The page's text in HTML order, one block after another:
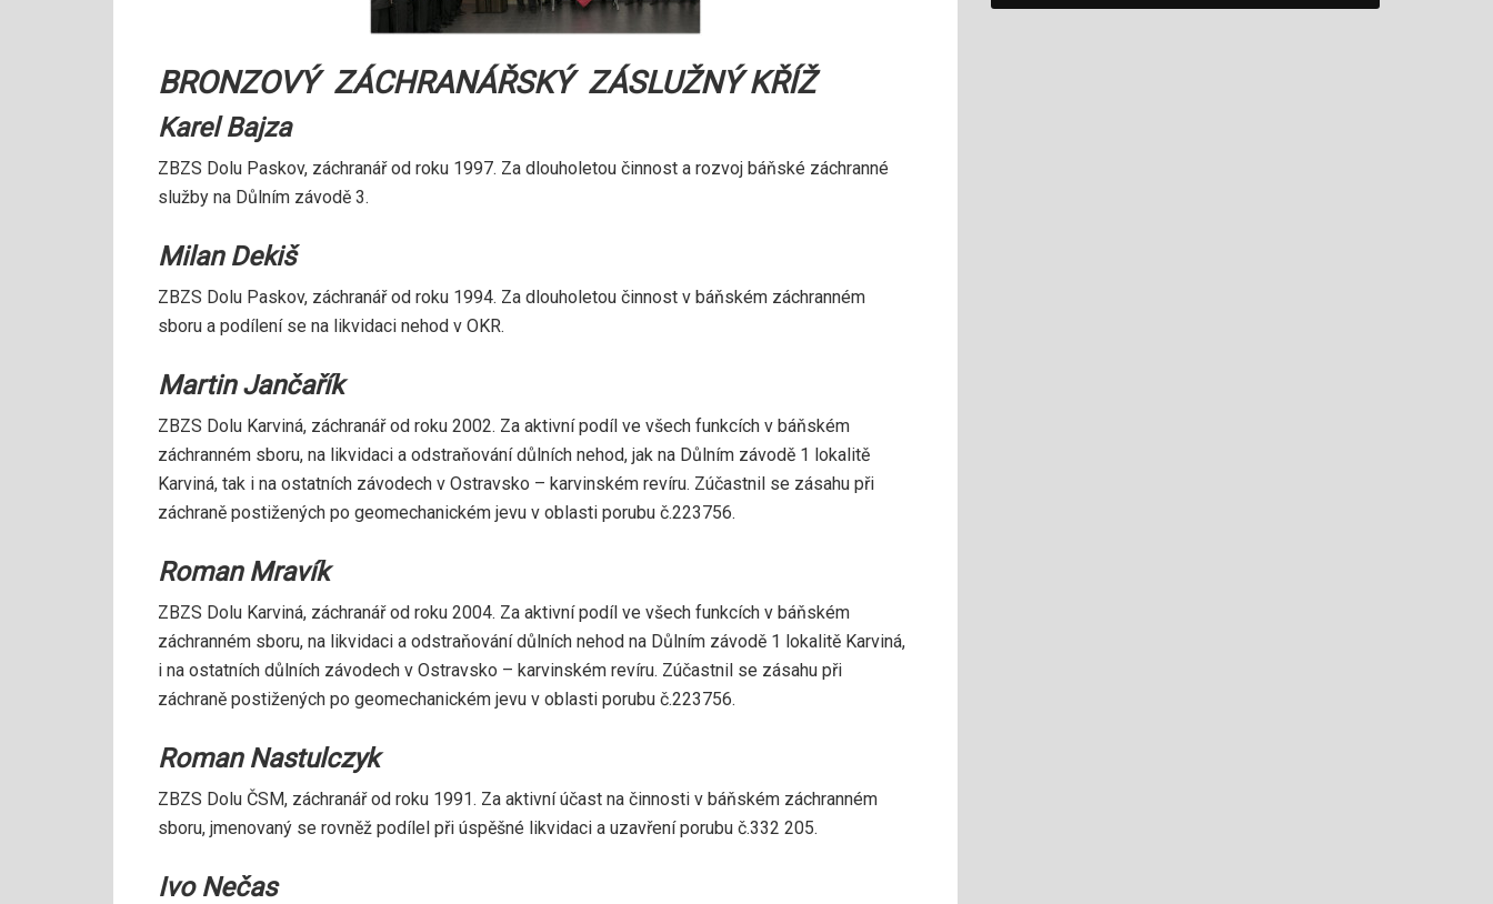
BRONZOVÝ ZÁCHRANÁŘSKÝ ZÁSLUŽNÝ KŘÍŽ
Karel Bajza
ZBZS Dolu Paskov, záchranář od roku 1997. Za dlouholetou činnost a rozvoj báňské záchranné
služby na Důlním závodě 3.
Milan Dekiš
ZBZS Dolu Paskov, záchranář od roku 1994. Za dlouholetou činnost v báňském záchranném
sboru a podílení se na likvidaci nehod v OKR.
Martin Jančařík
ZBZS Dolu Karviná, záchranář od roku 2002. Za aktivní podíl ve všech funkcích v báňském
záchranném sboru, na likvidaci a odstraňování důlních nehod, jak na Důlním závodě 1 lokalitě
Karviná, tak i na ostatních závodech v Ostravsko – karvinském revíru. Zúčastnil se zásahu při
záchraně postižených po geomechanickém jevu v oblasti porubu č.223756.
Roman Mravík
ZBZS Dolu Karviná, záchranář od roku 2004. Za aktivní podíl ve všech funkcích v báňském
záchranném sboru, na likvidaci a odstraňování důlních nehod na Důlním závodě 1 lokalitě Karviná,
i na ostatních důlních závodech v Ostravsko – karvinském revíru. Zúčastnil se zásahu při
záchraně postižených po geomechanickém jevu v oblasti porubu č.223756.
Roman Nastulczyk
ZBZS Dolu ČSM, záchranář od roku 1991. Za aktivní účast na činnosti v báňském záchranném
sboru, jmenovaný se rovněž podílel při úspěšné likvidaci a uzavření porubu č.332 205.
Ivo Nečas